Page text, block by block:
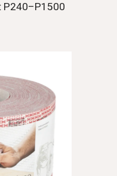
P240–P1500